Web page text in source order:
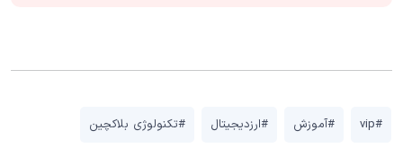
#vip #آموزش #ارزدیجیتال #تکنولوژی بلاکچین